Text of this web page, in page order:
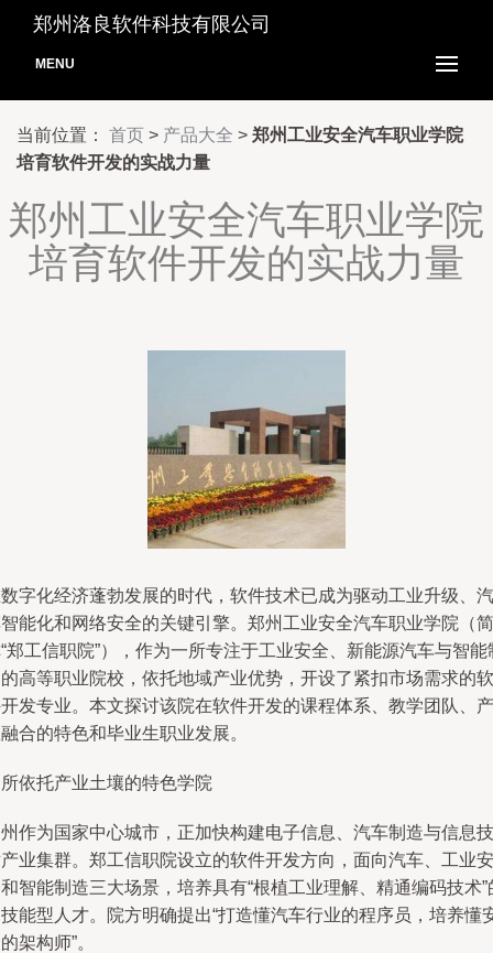
郑州洛良软件科技有限公司
MENU
当前位置： 首页 > 产品大全 > 郑州工业安全汽车职业学院
培育软件开发的实战力量
郑州工业安全汽车职业学院
培育软件开发的实战力量
字化经济蓬勃发展的时代，软件技术已成为驱动工业升级、汽
能化和网络安全的关键引擎。郑州工业安全汽车职业学院（简
郑工信职院”），作为一所专注于工业安全、新能源汽车与智能
高等职业院校，依托地域产业优势，开设了紧扣市场需求的软
发专业。本文探讨该院在软件开发的课程体系、教学团队、产
合的特色和毕业生职业发展。
依托产业土壤的特色学院
作为国家中心城市，正加快构建电子信息、汽车制造与信息技
业集群。郑工信职院设立的软件开发方向，面向汽车、工业安
智能制造三大场景，培养具有“根植工业理解、精通编码技术”
能型人才。院方明确提出“打造懂汽车行业的程序员，培养懂
架构师”。